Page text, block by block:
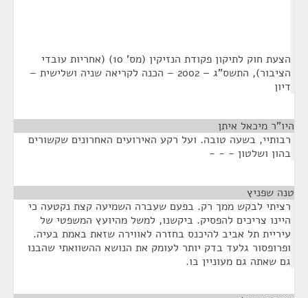
הצעת חוק לתיקון פקודת הנזיקין (מס' 10) (אחריות עובדי
הציבור), התשס"ג – 2002 – הכנה לקריאה שניה ושלישית –
דיון
היו"ר מיכאל איתן
רבותיי, בשעה טובה. ועל רקע האירועים האחרונים שקשורים
בהון ושלטון - - -
טנה שפניץ
רציתי לבקש ממך רק. בפעם שעברה השמיעה קצת נקטעה כי
היינו צריכים להפסיק. ביקשנו, למשל מהיועץ המשפטי של
עיריית תל אביב להיכנס בחזרה לאווירה שזאת באמת בעיה.
ופרופסור גלעד בדק יותר לעומק את הנושא ההשוואתי שהבנו
גם שאתה גם מעוניין בו.